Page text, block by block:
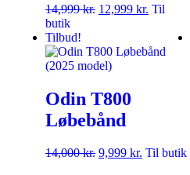
14,999kr. 12,999 kr. Til
butik
Tilbud!
Odin T800
Løbebånd
14,000kr. 9,999 kr. Til butik